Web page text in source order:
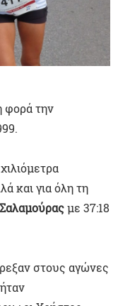
φορά την
και για όλη τη
με 37:18
στους αγώνες